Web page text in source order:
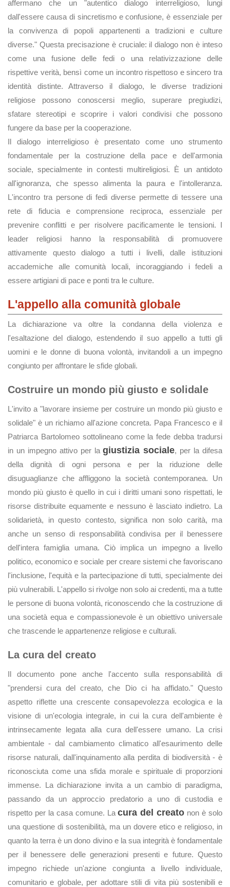
affermano che un "autentico dialogo interreligioso, lungi
dall'essere causa di sincretismo e confusione, è essenziale per
la convivenza di popoli appartenenti a tradizioni e culture
diverse." Questa precisazione è cruciale: il dialogo non è inteso
come una fusione delle fedi o una relativizzazione delle
rispettive verità, bensì come un incontro rispettoso e sincero tra
identità distinte. Attraverso il dialogo, le diverse tradizioni
religiose possono conoscersi meglio, superare pregiudizi,
sfatare stereotipi e scoprire i valori condivisi che possono
fungere da base per la cooperazione.
Il dialogo interreligioso è presentato come uno strumento
fondamentale per la costruzione della pace e dell'armonia
sociale, specialmente in contesti multireligiosi. È un antidoto
all'ignoranza, che spesso alimenta la paura e l'intolleranza.
L'incontro tra persone di fedi diverse permette di tessere una
rete di fiducia e comprensione reciproca, essenziale per
prevenire conflitti e per risolvere pacificamente le tensioni. I
leader religiosi hanno la responsabilità di promuovere
attivamente questo dialogo a tutti i livelli, dalle istituzioni
accademiche alle comunità locali, incoraggiando i fedeli a
essere artigiani di pace e ponti tra le culture.
L'appello alla comunità globale
La dichiarazione va oltre la condanna della violenza e
l'esaltazione del dialogo, estendendo il suo appello a tutti gli
uomini e le donne di buona volontà, invitandoli a un impegno
congiunto per affrontare le sfide globali.
Costruire un mondo più giusto e solidale
L'invito a "lavorare insieme per costruire un mondo più giusto e
solidale" è un richiamo all'azione concreta. Papa Francesco e il
Patriarca Bartolomeo sottolineano come la fede debba tradursi
in un impegno attivo per lagiustizia sociale, per la difesa
della dignità di ogni persona e per la riduzione delle
disuguaglianze che affliggono la società contemporanea. Un
mondo più giusto è quello in cui i diritti umani sono rispettati, le
risorse distribuite equamente e nessuno è lasciato indietro. La
solidarietà, in questo contesto, significa non solo carità, ma
anche un senso di responsabilità condivisa per il benessere
dell'intera famiglia umana. Ciò implica un impegno a livello
politico, economico e sociale per creare sistemi che favoriscano
l'inclusione, l'equità e la partecipazione di tutti, specialmente dei
più vulnerabili. L'appello si rivolge non solo ai credenti, ma a tutte
le persone di buona volontà, riconoscendo che la costruzione di
una società equa e compassionevole è un obiettivo universale
che trascende le appartenenze religiose e culturali.
La cura del creato
Il documento pone anche l'accento sulla responsabilità di
"prendersi cura del creato, che Dio ci ha affidato." Questo
aspetto riflette una crescente consapevolezza ecologica e la
visione di un'ecologia integrale, in cui la cura dell'ambiente è
intrinsecamente legata alla cura dell'essere umano. La crisi
ambientale - dal cambiamento climatico all'esaurimento delle
risorse naturali, dall'inquinamento alla perdita di biodiversità - è
riconosciuta come una sfida morale e spirituale di proporzioni
immense. La dichiarazione invita a un cambio di paradigma,
passando da un approccio predatorio a uno di custodia e
rispetto per la casa comune. Lacura del creato non è solo
una questione di sostenibilità, ma un dovere etico e religioso, in
quanto la terra è un dono divino e la sua integrità è fondamentale
per il benessere delle generazioni presenti e future. Questo
impegno richiede un'azione congiunta a livello individuale,
comunitario e globale, per adottare stili di vita più sostenibili e